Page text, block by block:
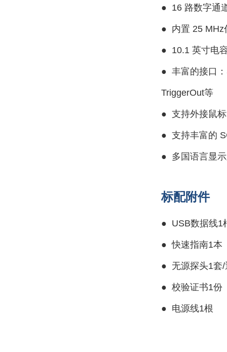
● 16 路数字通
● 内置 25
● 10.1 英寸电
● 丰富的接口
TriggerOut等
● 支持外接鼠
● 支持丰富的
● 多国语言显
标配附件
● USB数据线1
●快速指南1本
● 无源探头1套
● 校验证书1份
● 电源线1根